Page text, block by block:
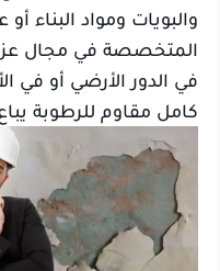
والبويات ومواد البناء
المتخصصة في مجال
في الدور الأرضي أو في
كامل مقاوم للرطوبة